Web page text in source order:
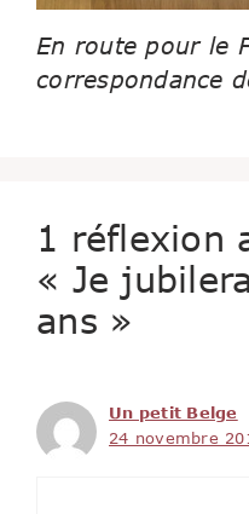
En route pour le
correspondance
1 réflexion
« Je
ans »
Un petit Belge
24 novembre